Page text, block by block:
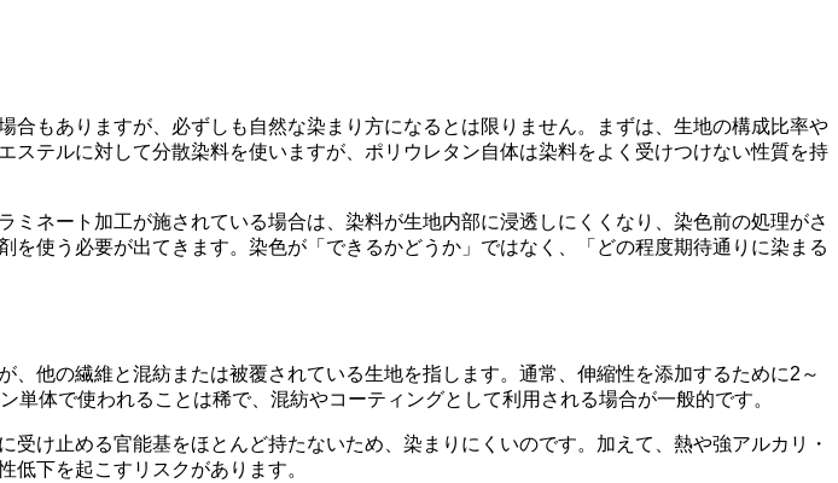
もありますが、必ずしも自然な染まり方になるとは限りません。まずは、生地の構成比率や
テルに対して分散染料を使いますが、ポリウレタン自体は染料をよく受けつけない性質を持
ネート加工が施されている場合は、染料が生地内部に浸透しにくくなり、染色前の処理がさ
使う必要が出てきます。染色が「できるかどうか」ではなく、「どの程度期待通りに染まる
他の繊維と混紡または被覆されている生地を指します。通常、伸縮性を添加するために2～
体で使われることは稀で、混紡やコーティングとして利用される場合が一般的です。
け止める官能基をほとんど持たないため、染まりにくいのです。加えて、熱や強アルカリ・
下を起こすリスクがあります。